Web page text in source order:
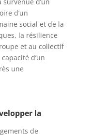
d’un
social et de la
la résilience
et au collectif
d’un
une
la
de